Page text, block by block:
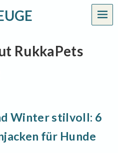
RukkaPets
Winter stilvoll: 6
für Hunde